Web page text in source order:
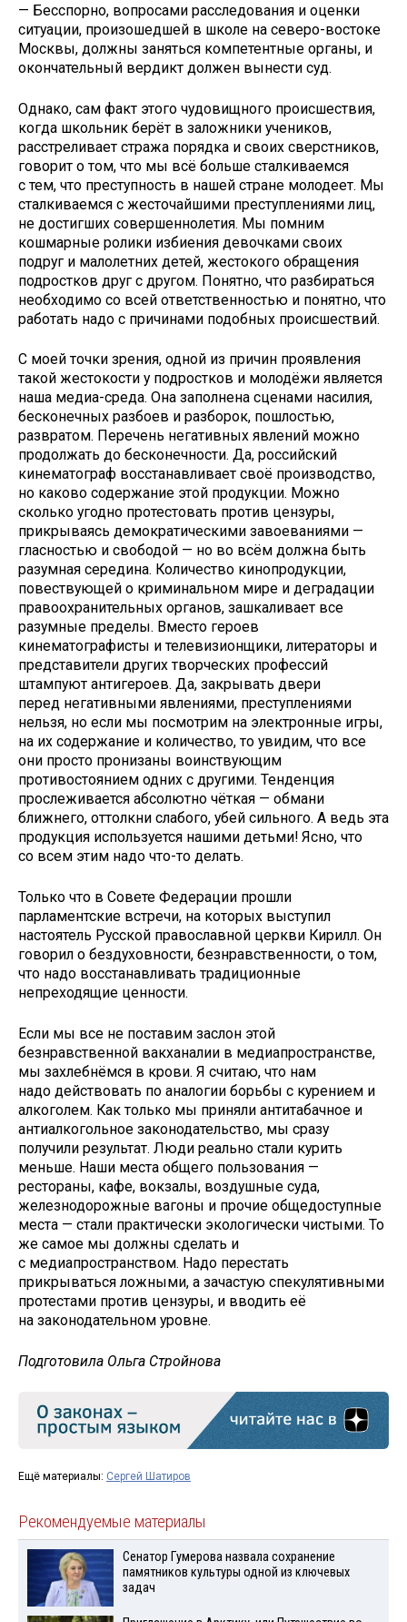
— Бесспорно, вопросами расследования и оценки
ситуации, произошедшей в школе на северо-востоке
Москвы, должны заняться компетентные органы, и
окончательный вердикт должен вынести суд.
Однако, сам факт этого чудовищного происшествия,
когда школьник берёт в заложники учеников,
расстреливает стража порядка и своих сверстников,
говорит о том, что мы всё больше сталкиваемся
с тем, что преступность в нашей стране молодеет. Мы
сталкиваемся с жесточайшими преступлениями лиц,
не достигших совершеннолетия. Мы помним
кошмарные ролики избиения девочками своих
подруг и малолетних детей, жестокого обращения
подростков друг с другом. Понятно, что разбираться
необходимо со всей ответственностью и понятно, что
работать надо с причинами подобных происшествий.
С моей точки зрения, одной из причин проявления
такой жестокости у подростков и молодёжи является
наша медиа-среда. Она заполнена сценами насилия,
бесконечных разбоев и разборок, пошлостью,
развратом. Перечень негативных явлений можно
продолжать до бесконечности. Да, российский
кинематограф восстанавливает своё производство,
но каково содержание этой продукции. Можно
сколько угодно протестовать против цензуры,
прикрываясь демократическими завоеваниями —
гласностью и свободой — но во всём должна быть
разумная середина. Количество кинопродукции,
повествующей о криминальном мире и деградации
правоохранительных органов, зашкаливает все
разумные пределы. Вместо героев
кинематографисты и телевизионщики, литераторы и
представители других творческих профессий
штампуют антигероев. Да, закрывать двери
перед негативными явлениями, преступлениями
нельзя, но если мы посмотрим на электронные игры,
на их содержание и количество, то увидим, что все
они просто пронизаны воинствующим
противостоянием одних с другими. Тенденция
прослеживается абсолютно чёткая — обмани
ближнего, оттолкни слабого, убей сильного. А ведь эта
продукция используется нашими детьми! Ясно, что
со всем этим надо что-то делать.
Только что в Совете Федерации прошли
парламентские встречи, на которых выступил
настоятель Русской православной церкви Кирилл. Он
говорил о бездуховности, безнравственности, о том,
что надо восстанавливать традиционные
непреходящие ценности.
Если мы все не поставим заслон этой
безнравственной вакханалии в медиапространстве,
мы захлебнёмся в крови. Я считаю, что нам
надо действовать по аналогии борьбы с курением и
алкоголем. Как только мы приняли антитабачное и
антиалкогольное законодательство, мы сразу
получили результат. Люди реально стали курить
меньше. Наши места общего пользования —
рестораны, кафе, вокзалы, воздушные суда,
железнодорожные вагоны и прочие общедоступные
места — стали практически экологически чистыми. То
же самое мы должны сделать и
с медиапространством. Надо перестать
прикрываться ложными, а зачастую спекулятивными
протестами против цензуры, и вводить её
на законодательном уровне.
Подготовила Ольга Стройнова
Ещё материалы: Сергей Шатиров
Рекомендуемые материалы
Сенатор Гумерова назвала сохранение
памятников культуры одной из ключевых
задач